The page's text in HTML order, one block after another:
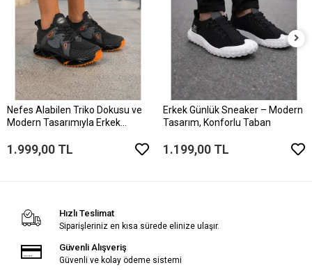
Nefes Alabilen Triko Dokusu ve
Modern Tasarımıyla Erkek
1.999,00 TL
Erkek Günlük Sneaker – Modern
Tasarım, Konforlu Taban
1.199,00 TL
Hızlı Teslimat
Siparişleriniz en kısa sürede elinize ulaşır.
Güvenli Alışveriş
Güvenli ve kolay ödeme sistemi